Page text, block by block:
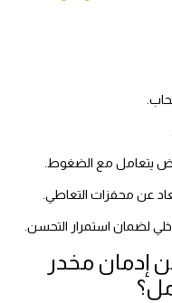
يتعامل مع الضغوط.
عن محفزات التعاطي.
لضمان استمرار التحسن.
إدمان مخدر